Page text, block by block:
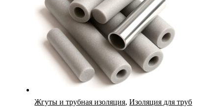
Жгуты и трубная изоляция,Изоляция для труб